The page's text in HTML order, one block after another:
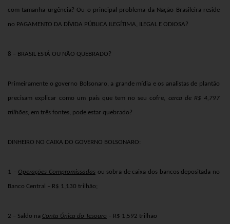
com tamanha urgência? Ou o principal problema da Nação Brasileira reside
no PAGAMENTO DA DÍVIDA PÚBLICA ILEGÍTIMA, ILEGAL E ODIOSA?
8 – BRASIL ESTÁ OU NÃO QUEBRADO?
Primeiramente o governo Bolsonaro, a grande mídia e os analistas de plantão
precisam explicar como um país que tem no seu cofre, cerca de R$ 4,797
trilhões, em três fontes, pode estar quebrado?
DINHEIRO NO CAIXA DO GOVERNO BOLSONARO:
1 – Operações Compromissadasou sobra de caixa dos bancos depositada no
Banco Central – R$ 1,130 trilhão;
2 – Saldo na Conta Única do Tesouro – R$ 1,592 trilhão